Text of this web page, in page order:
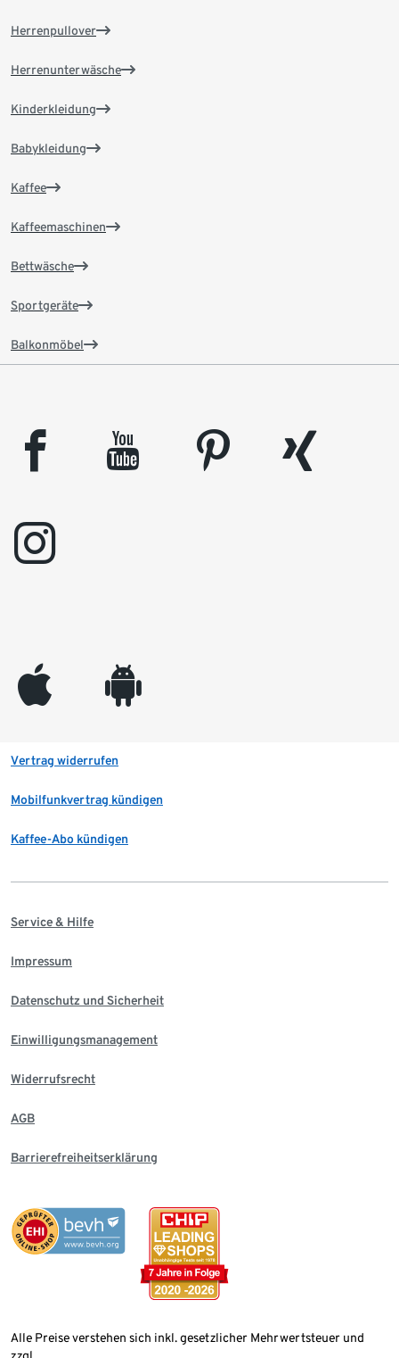
Herrenpullover
Herrenunterwäsche
Kinderkleidung
Babykleidung
Kaffee
Kaffeemaschinen
Bettwäsche
Sportgeräte
Balkonmöbel
facebook youtube pinterest
xing
instagram
appleinc android
Vertrag widerrufen
Mobilfunkvertrag kündigen
Kaffee-Abo kündigen
Service & Hilfe
Impressum
Datenschutz und Sicherheit
Einwilligungsmanagement
Widerrufsrecht
AGB
Barrierefreiheitserklärung
Alle Preise verstehen sich inkl. gesetzlicher Mehrwertsteuer und